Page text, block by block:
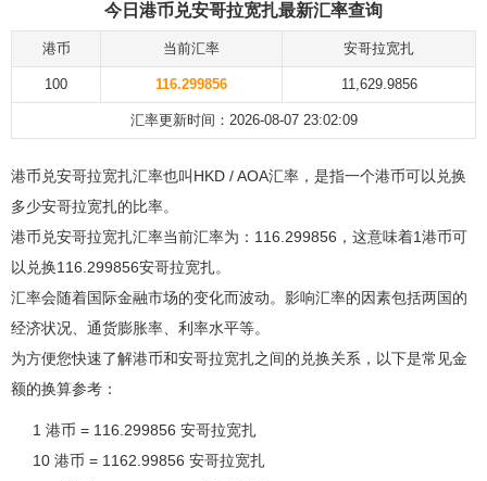
今日港币兑安哥拉宽扎最新汇率查询
港币 当前汇率 安哥拉宽扎
100 116.299856 11,629.9856
汇率更新时间：2026-08-07 23:02:09
港币兑安哥拉宽扎汇率也叫HKD / AOA汇率，是指一个港币可以兑换
多少安哥拉宽扎的比率。
港币兑安哥拉宽扎汇率当前汇率为：116.299856，这意味着1港币可
以兑换116.299856安哥拉宽扎。
汇率会随着国际金融市场的变化而波动。影响汇率的因素包括两国的
经济状况、通货膨胀率、利率水平等。
为方便您快速了解港币和安哥拉宽扎之间的兑换关系，以下是常见金
额的换算参考：
1 港币 = 116.299856 安哥拉宽扎
10 港币 = 1162.99856 安哥拉宽扎